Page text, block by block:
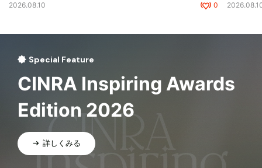
2026.08.10 0
Special Feature
CINRA Inspiring Awards
Edition 2026
詳しくみる